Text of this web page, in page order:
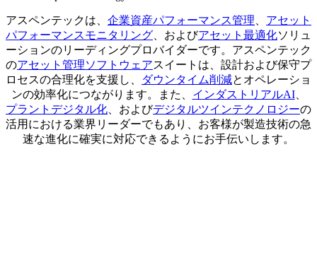
アスペンテックは、 企業資産パフォーマンス管理
アセット
パフォーマンスモニタリング 、およびアセット最適化ソリュ
ーションのリーディングプロバイダーです。アスペンテック
のアセット管理ソフトウェアスイートは、設計および保守プ
ロセスの合理化を支援し、
ダウンタイム削減とオペレーショ
ンの効率化につながります。また、 インダストリアルAI、
プラントデジタル化 、およびデジタルツインテクノロジーの
活用における業界リーダーでもあり、お客様が製造技術の急
速な進化に確実に対応できるようにお手伝いします。